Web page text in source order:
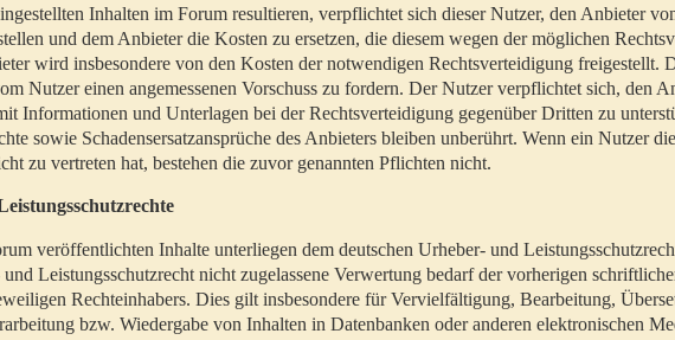
Inhalten im Forum resultieren, verpflichtet sich dieser Nutzer, den Anbieter
und dem Anbieter die Kosten zu ersetzen, die diesem wegen der möglichen
wird insbesondere von den Kosten der notwendigen Rechtsverteidigung freigestellt.
Nutzer einen angemessenen Vorschuss zu fordern. Der Nutzer verpflichtet sich, den
Informationen und Unterlagen bei der Rechtsverteidigung gegenüber Dritten zu
sowie Schadensersatzansprüche des Anbieters bleiben unberührt. Wenn ein Nutzer
zu vertreten hat, bestehen die zuvor genannten Pflichten nicht.
veröffentlichten Inhalte unterliegen dem deutschen Urheber- und
Leistungsschutzrecht nicht zugelassene Verwertung bedarf der vorherigen
Rechteinhabers. Dies gilt insbesondere für Vervielfältigung, Bearbeitung,
bzw. Wiedergabe von Inhalten in Datenbanken oder anderen elektronischen